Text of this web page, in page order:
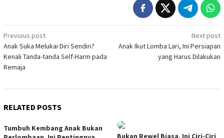
Post
navigation
Previous post
Anak Suka Melukai Diri Sendiri?
Kenali Tanda-tanda Self-Harm pada
Remaja
Next post
Anak Ikut Lomba Lari, Ini Persiapan
yang Harus Dilakukan
RELATED POSTS
Tumbuh Kembang Anak Bukan
Bukan Rewel Biasa, Ini Ciri-Ciri